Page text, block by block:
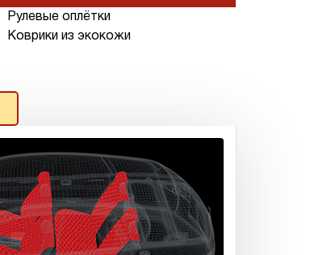
Рулевые оплётки
Коврики из экокожи